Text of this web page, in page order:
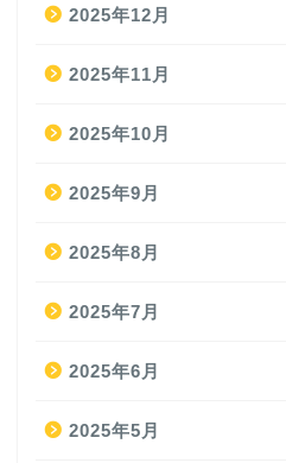
2025年12月
2025年11月
2025年10月
2025年9月
2025年8月
2025年7月
2025年6月
2025年5月